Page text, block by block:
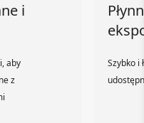
i
aby
z
Szybko i